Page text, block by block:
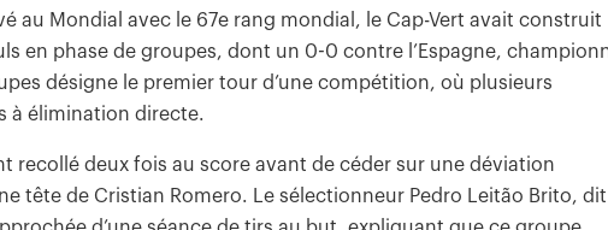
au Mondial avec le 67e rang mondial, le Cap-Vert avait construit
en phase de groupes, dont un 0-0 contre l’Espagne,
désigne le premier tour d’une compétition, où plusieurs
à élimination directe.
recollé deux fois au score avant de céder sur une déviation
tête de Cristian Romero. Le sélectionneur Pedro Leitão Brito, dit